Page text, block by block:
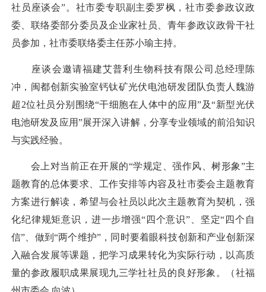
社员座谈会”。社市委专职副主委罗枫，社市委参政议政
委、联络委部分委员及企业家社员、青年参政议政骨干社
员参加，社市委联络委主任苏小瑜主持。
座谈会邀请福建艾普利生物科技有限公司总经理陈
冲，闽都创新实验室钙钛矿光伏电池研发团队负责人魏游
超2位社员分别围绕“干细胞在人体中的应用”及“新型光伏
电池研发及应用”展开深入讲解，分享专业领域的前沿知识
与实践经验。
会上对当前正在开展的“学规定、强作风、树形象”主
题教育的总体要求、工作安排等内容及社市委会主题教育
方案进行解读，希望与会社员以此次主题教育为契机，强
化纪律规矩意识，进一步增强“四个意识”、坚定“四个自
信”、做到“两个维护”，同时要着眼科技创新和产业创新深
入融合发展等课题，把学习成果转化为实际行动，以高质
量的参政履职成果展现九三学社社员的良好形象。（社福